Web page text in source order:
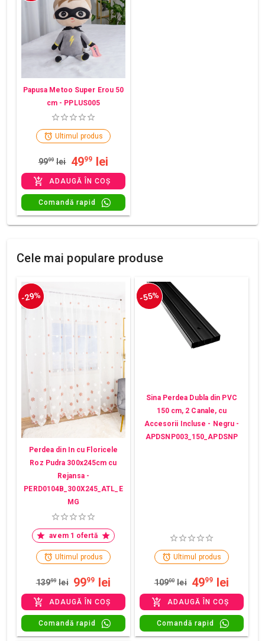
Papusa Metoo Super Erou 50
cm - PPLUS005
Ultimul produs
9999 lei 4999 lei
ADAUGĂ ÎN COȘ
Comandă rapid
Cele mai populare produse
-29%
Perdea din In cu Floricele
Roz Pudra 300x245cm cu
Rejansa -
PERD0104B_300X245_ATL_E
MG
avem 1 ofertă
Ultimul produs
13999 lei 9999 lei
ADAUGĂ ÎN COȘ
Comandă rapid
-55%
Sina Perdea Dubla din PVC
150 cm, 2 Canale, cu
Accesorii Incluse - Negru -
APDSNP003_150_APDSNP
Ultimul produs
10900 lei 4999 lei
ADAUGĂ ÎN COȘ
Comandă rapid